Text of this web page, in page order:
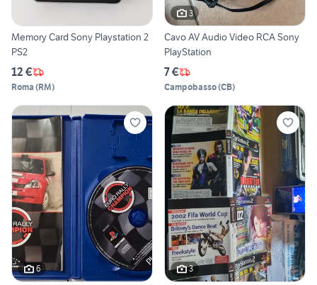
Memory Card Sony Playstation 2
PS2
12 €
Roma (RM)
3
Cavo AV Audio Video RCA Sony
PlayStation
7 €
Campobasso(CB)
6 3